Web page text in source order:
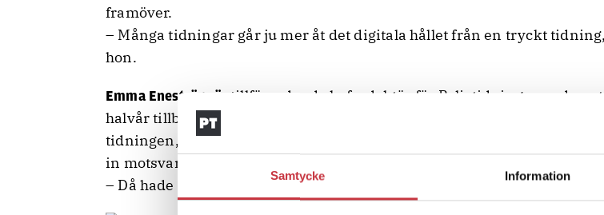
Samtycke Information
framöver.
– Många tidningar går ju mer åt det digitala hållet från en tryckt
hon.
Emma Eneström är
tillförordnad chefredaktör för Polistidningen sedan
halvår tillbaka. Hon säger att tryck och distribution är en stor kostnad för
tidningen, och när den kostnaden dessutom ökar kraftigt är det svårt att
in motsvarande pengar någon annanstans.
– Då hade vi fått tulla på kvalitén på journalistiken och det vill vi inte.